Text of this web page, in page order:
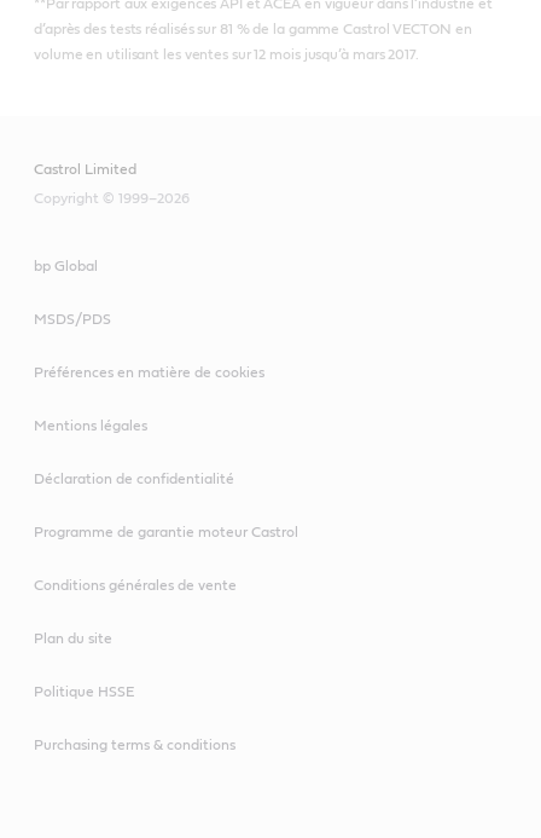
**Par rapport aux exigences API et ACEA en vigueur dans l’industrie et
d’après des tests réalisés sur 81 % de la gamme Castrol VECTON en
volume en utilisant les ventes sur 12 mois jusqu’à mars 2017.
Castrol Limited
Copyright © 1999–2026
bp Global
MSDS/PDS
Préférences en matière de cookies
Mentions légales
Déclaration de confidentialité
Programme de garantie moteur Castrol
Conditions générales de vente
Plan du site
Politique HSSE
Purchasing terms & conditions